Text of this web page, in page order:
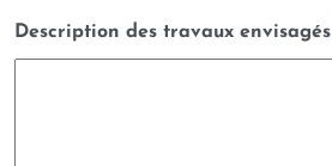
Description des travaux envisagés